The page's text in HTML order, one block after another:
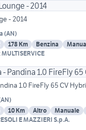
- 2014
(AN)
178 Km Benzina
MULTISERVICE
1.0 FireFly 65 CV
AN)
10 Km Altro Manuale
E MAZZIERI S.p.A.